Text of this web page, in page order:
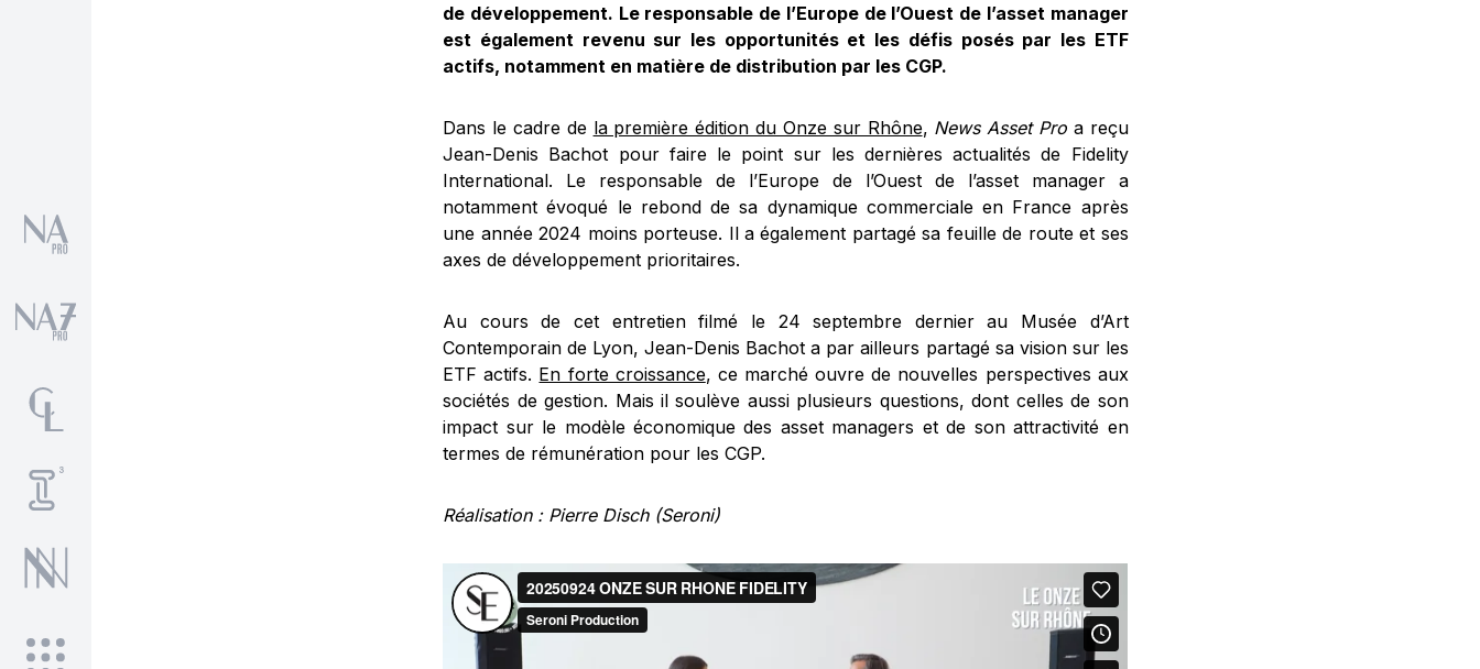
de développement. Le responsable de l’Europe de l’Ouest de l’asset manager
est également revenu sur les opportunités et les défis posés par les ETF
actifs, notamment en matière de distribution par les CGP.
Dans le cadre de la première édition du Onze sur Rhône, News Asset Pro a reçu
Jean-Denis Bachot pour faire le point sur les dernières actualités de Fidelity
International. Le responsable de l’Europe de l’Ouest de l’asset manager a
notamment évoqué le rebond de sa dynamique commerciale en France après
une année 2024 moins porteuse. Il a également partagé sa feuille de route et ses
axes de développement prioritaires.
Au cours de cet entretien filmé le 24 septembre dernier au Musée d’Art
Contemporain de Lyon, Jean-Denis Bachot a par ailleurs partagé sa vision sur les
ETF actifs. En forte croissance, ce marché ouvre de nouvelles perspectives aux
sociétés de gestion. Mais il soulève aussi plusieurs questions, dont celles de son
impact sur le modèle économique des asset managers et de son attractivité en
termes de rémunération pour les CGP.
Réalisation : Pierre Disch (Seroni)